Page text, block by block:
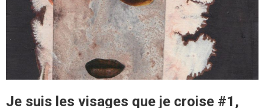
Je suis les visages que je croise #1,